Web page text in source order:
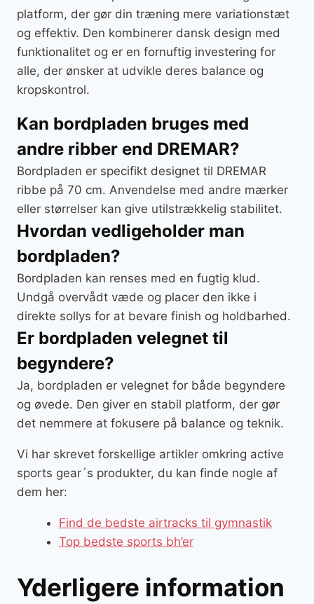
platform, der gør din træning mere variationstæt
og effektiv. Den kombinerer dansk design med
funktionalitet og er en fornuftig investering for
alle, der ønsker at udvikle deres balance og
kropskontrol.
Kan bordpladen bruges med
andre ribber end DREMAR?
Bordpladen er specifikt designet til DREMAR
ribbe på 70 cm. Anvendelse med andre mærker
eller størrelser kan give utilstrækkelig stabilitet.
Hvordan vedligeholder man
bordpladen?
Bordpladen kan renses med en fugtig klud.
Undgå overvådt væde og placer den ikke i
direkte sollys for at bevare finish og holdbarhed.
Er bordpladen velegnet til
begyndere?
Ja, bordpladen er velegnet for både begyndere
og øvede. Den giver en stabil platform, der gør
det nemmere at fokusere på balance og teknik.
Vi har skrevet forskellige artikler omkring active
sports gear´s produkter, du kan finde nogle af
dem her:
Find de bedste airtracks til gymnastik
Top bedste sports bh’er
Yderligere information